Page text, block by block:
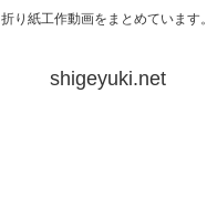
折り紙工作動画をまとめています。
shigeyuki.net